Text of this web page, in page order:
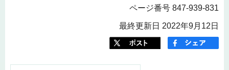
ページ番号 847-939-831
最終更新日 2022年9月12日